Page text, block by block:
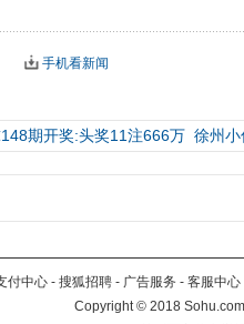
手机看新闻
期开奖:头奖11注666万 徐州
付中心 - 搜狐招聘 - 广告服务 - 客服中心
Copyright©2018